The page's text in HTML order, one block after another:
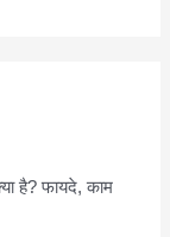
है? फायदे, काम